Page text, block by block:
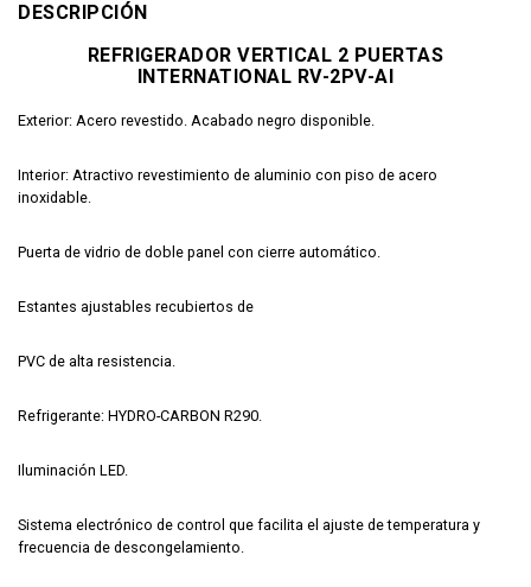
DESCRIPCIÓN
REFRIGERADOR VERTICAL 2 PUERTAS
INTERNATIONAL RV-2PV-AI
Exterior: Acero revestido. Acabado negro disponible.
Interior: Atractivo revestimiento de aluminio con piso de acero
inoxidable.
Puerta de vidrio de doble panel con cierre automático.
Estantes ajustables recubiertos de
PVC de alta resistencia.
Refrigerante: HYDRO-CARBON R290.
Iluminación LED.
Sistema electrónico de control que facilita el ajuste de temperatura y
frecuencia de descongelamiento.